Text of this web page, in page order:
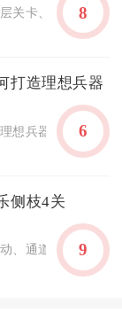
关卡、集齐秘境
8
打造理想兵器
想兵器，核心标
6
侧枝4关
、通道优先清理
9